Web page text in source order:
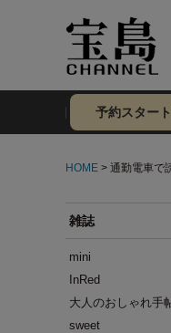
予約スター
HOME > 通勤電車で
雑誌
mini
InRed
大人のおしゃれ手
sweet